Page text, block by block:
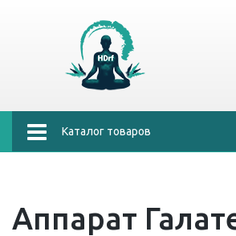
Каталог товаров
Аппарат